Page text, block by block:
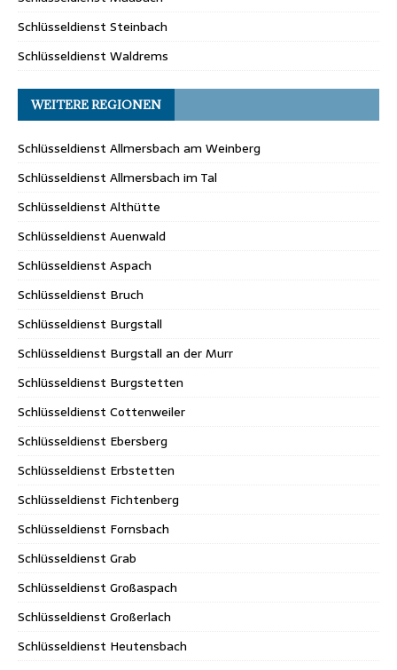
Schlüsseldienst Steinbach
Schlüsseldienst Waldrems
WEITERE REGIONEN
Schlüsseldienst Allmersbach am Weinberg
Schlüsseldienst Allmersbach im Tal
Schlüsseldienst Althütte
Schlüsseldienst Auenwald
Schlüsseldienst Aspach
Schlüsseldienst Bruch
Schlüsseldienst Burgstall
Schlüsseldienst Burgstall an der Murr
Schlüsseldienst Burgstetten
Schlüsseldienst Cottenweiler
Schlüsseldienst Ebersberg
Schlüsseldienst Erbstetten
Schlüsseldienst Fichtenberg
Schlüsseldienst Fornsbach
Schlüsseldienst Grab
Schlüsseldienst Großaspach
Schlüsseldienst Großerlach
Schlüsseldienst Heutensbach